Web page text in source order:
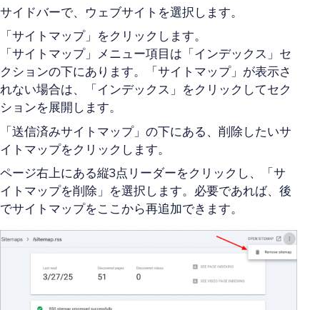
サイドバーで、ウェブサイトを選択します。
「サイトマップ」をクリックします。
「サイトマップ」メニュー項目は「インデックス」セ
クションの下にあります。「サイトマップ」が表示さ
れない場合は、「インデックス」をクリックしてセク
ションを展開します。
「送信済みサイトマップ」の下にある、削除したいサ
イトマップをクリックします。
ページ右上にある縦3点リーダーをクリックし、「サ
イトマップを削除」を選択します。必要であれば、後
でサイトマップをここから再追加できます。